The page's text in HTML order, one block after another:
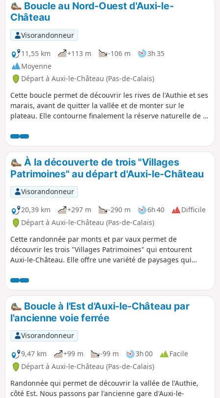
Boucle au Nord-Ouest d'Auxi-le-
Château
Visorandonneur
11,55 km
+113 m -106 m
3h 35
Moyenne
Départ à Auxi-le-Château (Pas-de-Calais)
Cette boucle permet de découvrir les rives de l'Authie et ses
marais, avant de quitter la vallée et de monter sur le
plateau. Elle contourne finalement la réserve naturelle de la
Château et son église classée du XVe siècle.
À la découverte de trois "Villages
Patrimoines" au départ d'Auxi-le-Château
Visorandonneur
20,39 km
+297 m -290 m 6h 40
Difficile
Départ à Auxi-le-Château (Pas-de-Calais)
Cette randonnée par monts et par vaux permet de
découvrir les trois "Villages Patrimoines" qui entourent
Auxi-le-Château. Elle offre une variété de paysages qui
et au respect de la diversité.
Boucle à l'Est d'Auxi-le-Château par
l'ancienne voie ferrée
Visorandonneur
9,47 km
+99 m -99 m 3h 00
Facile
Départ à Auxi-le-Château (Pas-de-Calais)
Randonnée qui permet de découvrir la vallée de l'Authie,
côté Est. Nous passons par l'ancienne gare d'Auxi-le-